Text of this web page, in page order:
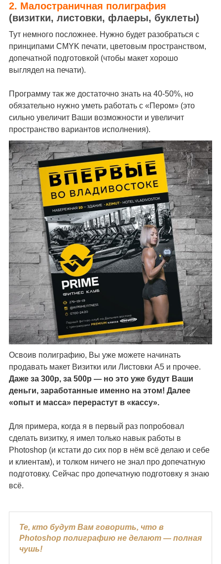
2. Малостраничная полиграфия
(визитки, листовки, флаеры, буклеты)
Тут немного посложнее. Нужно будет разобраться с
принципами CMYK печати, цветовым пространством,
допечатной подготовкой (чтобы макет хорошо
выглядел на печати).
Программу так же достаточно знать на 40-50%, но
обязательно нужно уметь работать с «Пером» (это
сильно увеличит Ваши возможности и увеличит
пространство вариантов исполнения).
Освоив полиграфию, Вы уже можете начинать
продавать макет Визитки или Листовки А5 и прочее.
Даже за 300р, за 500р — но это уже будут Ваши
деньги, заработанные именно на этом! Далее
«опыт и масса» перерастут в «кассу».
Для примера, когда я в первый раз попробовал
сделать визитку, я имел только навык работы в
Photoshop (и кстати до сих пор в нём всё делаю и себе
и клиентам), и толком ничего не знал про допечатную
подготовку. Сейчас про допечатную подготовку я знаю
всё.
Те, кто будут Вам говорить, что в
Photoshop полиграфию не делают — полная
чушь!